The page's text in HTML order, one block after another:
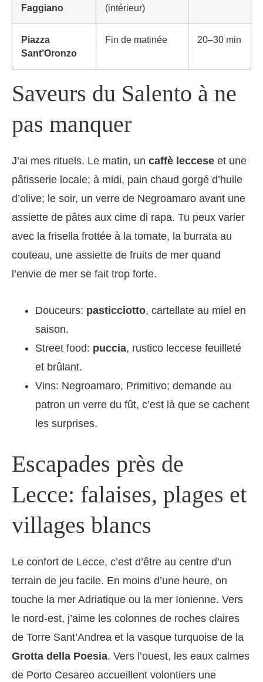
Faggiano (intérieur)
Piazza
Sant’Oronzo
Fin de matinée 20–30 min
Saveurs du Salento à ne
pas manquer
J’ai mes rituels. Le matin, un caffè leccese et une
pâtisserie locale; à midi, pain chaud gorgé d’huile
d’olive; le soir, un verre de Negroamaro avant une
assiette de pâtes aux cime di rapa. Tu peux varier
avec la frisella frottée à la tomate, la burrata au
couteau, une assiette de fruits de mer quand
l’envie de mer se fait trop forte.
Douceurs: pasticciotto, cartellate au miel en
saison.
Street food: puccia, rustico leccese feuilleté
et brûlant.
Vins: Negroamaro, Primitivo; demande au
patron un verre du fût, c’est là que se cachent
les surprises.
Escapades près de
Lecce: falaises, plages et
villages blancs
Le confort de Lecce, c’est d’être au centre d’un
terrain de jeu facile. En moins d’une heure, on
touche la mer Adriatique ou la mer Ionienne. Vers
le nord-est, j’aime les colonnes de roches claires
de Torre Sant’Andrea et la vasque turquoise de la
Grotta della Poesia. Vers l’ouest, les eaux calmes
de Porto Cesareo accueillent volontiers une